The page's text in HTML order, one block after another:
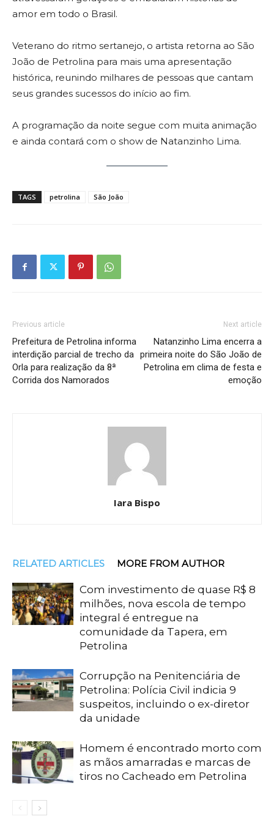
amor em todo o Brasil.
Veterano do ritmo sertanejo, o artista retorna ao São
João de Petrolina para mais uma apresentação
histórica, reunindo milhares de pessoas que cantam
seus grandes sucessos do início ao fim.
A programação da noite segue com muita animação
e ainda contará com o show de Natanzinho Lima.
TAGS petrolina São João
Previous article
Prefeitura de Petrolina informa
interdição parcial de trecho da
Orla para realização da 8ª
Corrida dos Namorados
Next article
Natanzinho Lima encerra a
primeira noite do São João de
Petrolina em clima de festa e
emoção
Iara Bispo
RELATED ARTICLES MORE FROM AUTHOR
Com investimento de quase R$ 8
milhões, nova escola de tempo
integral é entregue na
comunidade da Tapera, em
Petrolina
Corrupção na Penitenciária de
Petrolina: Polícia Civil indicia 9
suspeitos, incluindo o ex-diretor
da unidade
Homem é encontrado morto com
as mãos amarradas e marcas de
tiros no Cacheado em Petrolina